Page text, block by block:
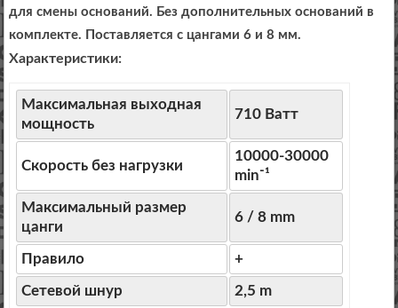
для смены оснований. Без дополнительных оснований в
комплекте. Поставляется с цангами 6 и 8 мм.
Характеристики:
Максимальная выходная
мощность
710 Ватт
Скорость без нагрузки
10000-30000
min⁻¹
Максимальный размер
цанги
6 / 8 mm
Правило +
Сетевой шнур 2,5 m